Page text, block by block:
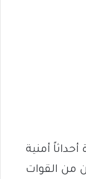
أمنية
من القوات